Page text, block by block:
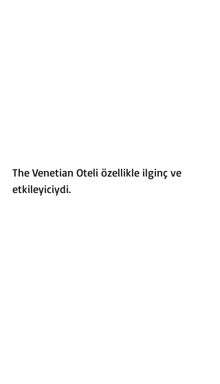
The Venetian Oteli özellikle ilginç ve
etkileyiciydi.